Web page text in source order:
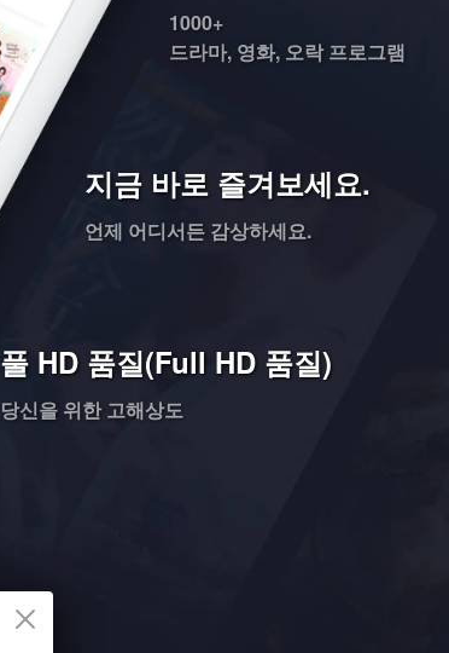
1000+
드라마, 영화, 오락 프로그램
지금 바로 즐겨보세요.
언제 어디서든 감상하세요.
풀 HD 품질(Full HD 품질)
당신을 위한 고해상도